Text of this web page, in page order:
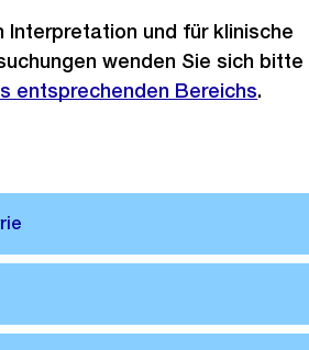
Interpretation und für klinische
wenden Sie sich bitte
entsprechenden Bereichs.